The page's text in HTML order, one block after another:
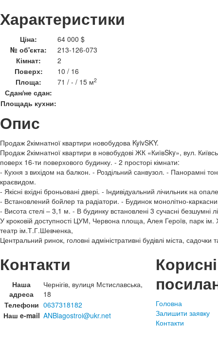
Характеристики
Ціна:
64 000 $
№ об'єкта:
213-126-073
Кімнат:
2
Поверх:
10 / 16
Площа:
71 / - / 15 м2
Сдан/не сдан:
Площадь кухни:
Опис
Продаж 2кімнатної квартири новобудова KyivSKY.
Продаж 2кімнатної квартири в новобудові ЖК «КиївSky», вул.
поверх 16-ти поверхового будинку. - 2 просторі кімнати:
- Кухня з вихідом на балкон. - Роздільний санвузол. - Панорамні
краєвидом.
- Якісні вхідні броньовані двері. - Індивідуальний лічильник на
- Встановлений бойлер та радіатори. - Будинок монолітно-
- Висота стелі – 3,1 м. - В будинку встановлені 3 сучасні безшумні
У кроковій доступності ЦУМ, Червона площа, Алея Героїв, парк ім.
театр ім.Т.Г.Шевченка,
Центральний ринок, головні адміністративні будівлі міста, садочки
Контакти
Наша
адреса
Чернігів, вулиця Мстиславська,
18
Телефони 0637318182
Наш e-mail ANBlagostroi@ukr.net
Корисні
Головна
Залишити заявку
Контакти